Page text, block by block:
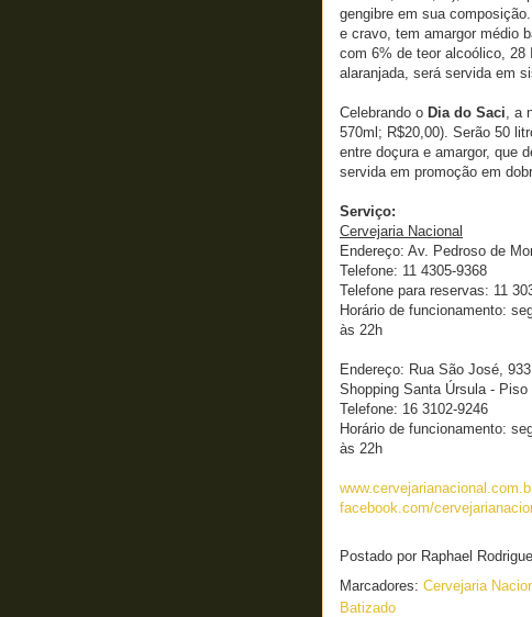
gengibre em sua
e cravo, tem amargor médio
com 6% de teor alcoólico, 28
alaranjada, será servida em
Celebrando o Dia do Saci, a
570ml; R$20,00). Serão 50
entre doçura e amargor, que
servida em promoção em
Serviço:
Cervejaria Nacional
Endereço: Av. Pedroso de
Telefone: 11 4305-9368
Telefone para reservas: 11
Horário de funcionamento:
às 22h
Endereço: Rua São José,
Shopping Santa Úrsula - Piso
Telefone: 16 3102-9246
Horário de funcionamento:
às 22h
facebook.com/
Postado por Raphael
Marcadores: Cervejaria
Batizado